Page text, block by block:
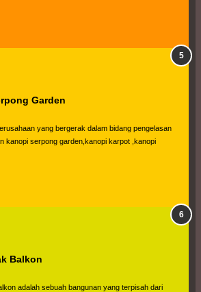
Garden
yang bergerak dalam bidang pengelasan
kanopi serpong garden,kanopi karpot ,kanopi
Balkon
adalah sebuah bangunan yang terpisah dari